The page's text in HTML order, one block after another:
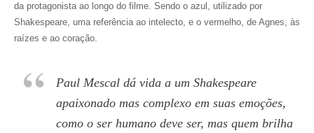
da protagonista ao longo do filme. Sendo o azul, utilizado por
Shakespeare, uma referência ao intelecto, e o vermelho, de Agnes, às
raízes e ao coração.
Paul Mescal dá vida a um Shakespeare
apaixonado mas complexo em suas emoções,
como o ser humano deve ser, mas quem brilha